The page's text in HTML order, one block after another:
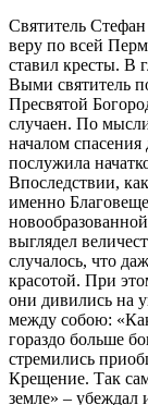
Святитель
веру по всей
ставил кресты. В
Выми святитель
Пресвятой
случаен. По
началом спасения
послужила
Впоследствии,
именно
выглядел
случалось, что
красотой. При
они дивились на
между собою:
гораздо больше
стремились
Крещение. Так
земле» – убеждал